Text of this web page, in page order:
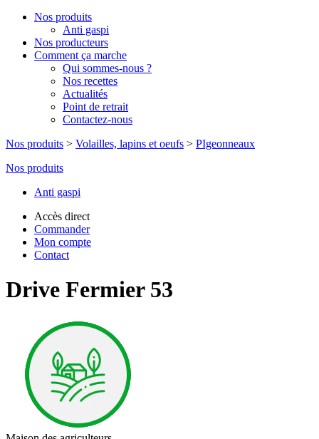
Nos produits
Anti gaspi
Nos producteurs
Comment ça marche
Qui sommes-nous ?
Nos recettes
Actualités
Point de retrait
Contactez-nous
Nos produits > Volailles, lapins et oeufs > PIgeonneaux
Nos produits
Anti gaspi
Accès direct
Commander
Mon compte
Contact
Drive Fermier 53